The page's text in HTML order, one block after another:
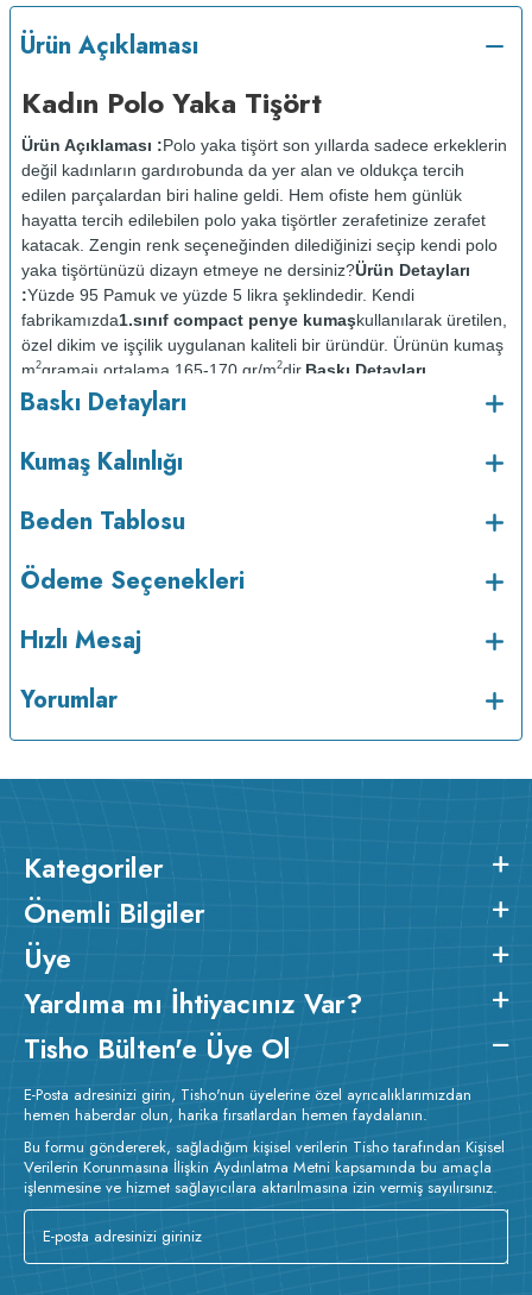
Ürün Açıklaması
Kadın Polo Yaka Tişört
Ürün Açıklaması :Polo yaka tişört son yıllarda sadece erkeklerin
değil kadınların gardırobunda da yer alan ve oldukça tercih
edilen parçalardan biri haline geldi. Hem ofiste hem günlük
hayatta tercih edilebilen polo yaka tişörtler zerafetinize zerafet
katacak. Zengin renk seçeneğinden dilediğinizi seçip kendi polo
yaka tişörtünüzü dizayn etmeye ne dersiniz?Ürün Detayları
:Yüzde 95 Pamuk ve yüzde 5 likra şeklindedir. Kendi
fabrikamızda1.sınıf compact penye kumaşkullanılarak üretilen,
özel dikim ve işçilik uygulanan kaliteli bir üründür. Ürünün kumaş
m2gramajı ortalama 165-170 gr/m2dir. Baskı Detayları
:Baskılarda kullanılan boyalar sertifikalı ve güvenlidir; insan
sağlığına zarar vermez.
yapılmaz. Kurutma makinesinde kurutulmaz. Orta ısıda ve tersten
Baskı Detayları
Kumaş Kalınlığı
Beden Tablosu
Ödeme Seçenekleri
Hızlı Mesaj
Yorumlar
Kategoriler
Önemli Bilgiler
Üye
Yardıma mı İhtiyacınız Var?
Tisho Bülten'e Üye Ol
E-Posta adresinizi girin, Tisho'nun üyelerine özel ayrıcalıklarımızdan
hemen haberdar olun, harika fırsatlardan hemen faydalanın.
Bu formu göndererek, sağladığım kişisel verilerin Tisho tarafından Kişisel
Verilerin Korunmasına İlişkin Aydınlatma Metni kapsamında bu amaçla
işlenmesine ve hizmet sağlayıcılara aktarılmasına izin vermiş sayılırsınız.